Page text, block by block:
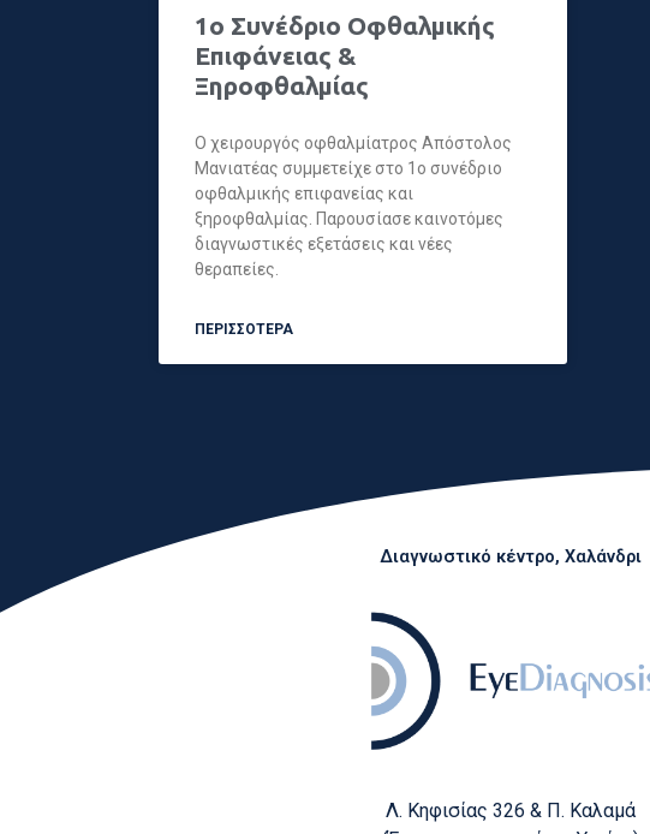
1ο Συνέδριο Οφθαλμικής
Επιφάνειας &
Ξηροφθαλμίας
Ο χειρουργός οφθαλμίατρος Απόστολος
Μανιατέας συμμετείχε στο 1ο συνέδριο
οφθαλμικής επιφανείας και
ξηροφθαλμίας. Παρουσίασε καινοτόμες
διαγνωστικές εξετάσεις και νέες
θεραπείες.
ΠΕΡΙΣΣΟΤΕΡΑ
Διαγνωστικό κέντρο, Χαλάνδρι
Λ. Κηφισίας 326 & Π. Καλαμά